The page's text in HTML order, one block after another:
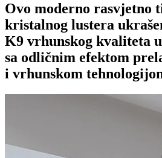
Ovo moderno rasvjetno
kristalnog lustera
K9 vrhunskog kvaliteta
sa odličnim efektom
i vrhunskom